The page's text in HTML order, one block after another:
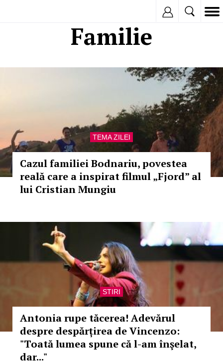
Familie
TEMA ZILEI
Cazul familiei Bodnariu, povestea
reală care a inspirat filmul „Fjord” al
lui Cristian Mungiu
STIRI
Antonia rupe tăcerea! Adevărul
despre despărțirea de Vincenzo:
"Toată lumea spune că l-am înşelat,
dar..."